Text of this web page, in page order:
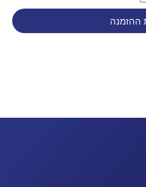
ההזמנה